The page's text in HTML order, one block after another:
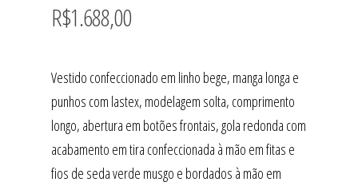
R$1.688,00
Vestido confeccionado em linho bege, manga longa e
punhos com lastex, modelagem solta, comprimento
longo, abertura em botões frontais, gola redonda com
acabamento em tira confeccionada à mão em fitas e
fios de seda verde musgo e bordados à mão em